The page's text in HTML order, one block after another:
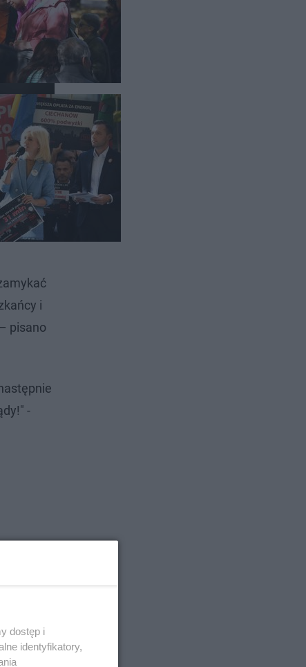
cen
i
pisano
-
dostęp i
identyfikatory,